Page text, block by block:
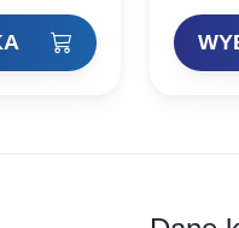
przodu.